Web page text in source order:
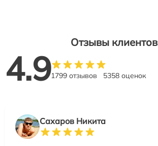
Отзывы клиентов
4.91799 отзывов 5358 оценок
Сахаров Никита